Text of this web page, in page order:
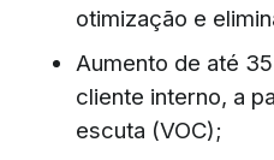
otimização e
Aumento de até
cliente interno, a
escuta (VOC);